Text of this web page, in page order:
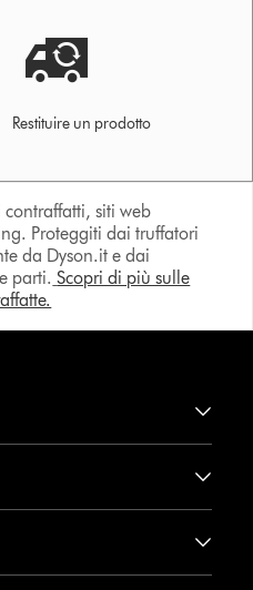
Restituire un prodotto
contraffatti, siti web
Proteggiti dai truffatori
da Dyson.it e dai
parti. Scopri di più sulle